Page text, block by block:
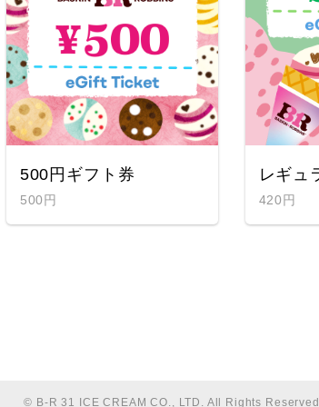
500円ギフト券
500円 420円
© B-R 31 ICE CREAM CO., LTD. All Rights Reserved.